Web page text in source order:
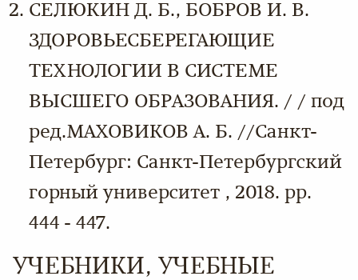
СЕЛЮКИН Д. Б., БОБРОВ И. В.
ЗДОРОВЬЕСБЕРЕГАЮЩИЕ
ТЕХНОЛОГИИ В СИСТЕМЕ
ВЫСШЕГО ОБРАЗОВАНИЯ. / / под
ред.МАХОВИКОВ А. Б. //Санкт-
Петербург: Санкт-Петербургский
горный университет , 2018. pp.
444 - 447.
УЧЕБНИКИ, УЧЕБНЫЕ